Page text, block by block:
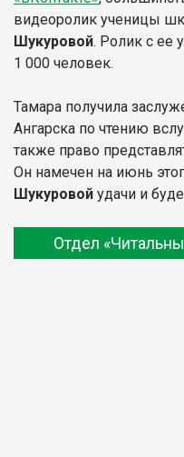
видеоролик ученицы
Шукуровой. Ролик с ее
1 000 человек.
Тамара получила
Ангарска по чтению
также право
Он намечен на июнь
Шукуровой удачи и
Отдел